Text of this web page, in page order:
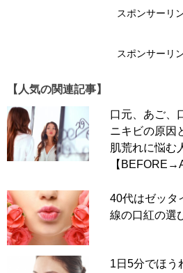
スポンサーリ
スポンサーリ
【人気の関連記事】
口元、あご、
ニキビの原因
肌荒れに悩む
【
40代はゼッタ
線の口紅の選
1日5分でほう